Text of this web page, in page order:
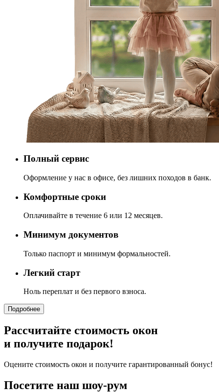
Полный сервис
Оформление у нас в офисе, без лишних походов в банк.
Комфортные сроки
Оплачивайте в течение 6 или 12 месяцев.
Минимум документов
Только паспорт и минимум формальностей.
Легкий старт
Ноль переплат и без первого взноса.
Подробнее
Рассчитайте стоимость окон
и получите подарок!
Оцените стоимость окон и получите гарантированный бонус!
Посетите наш шоу-рум